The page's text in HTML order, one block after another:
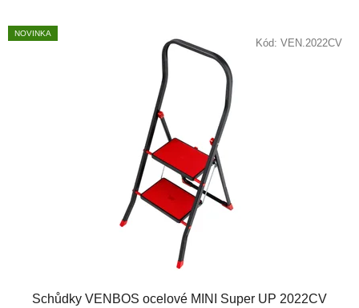
NOVINKA
Schůdky VENBOS ocelové MINI Super UP 2022CV
Kód: VEN.2022CV